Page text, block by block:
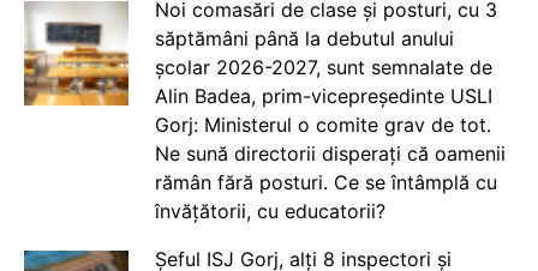
Noi comasări de clase și posturi, cu 3
săptămâni până la debutul anului
școlar 2026-2027, sunt semnalate de
Alin Badea, prim-vicepreședinte USLI
Gorj: Ministerul o comite grav de tot.
Ne sună directorii disperați că oamenii
rămân fără posturi. Ce se întâmplă cu
învățătorii, cu educatorii?
Șeful ISJ Gorj, alți 8 inspectori și